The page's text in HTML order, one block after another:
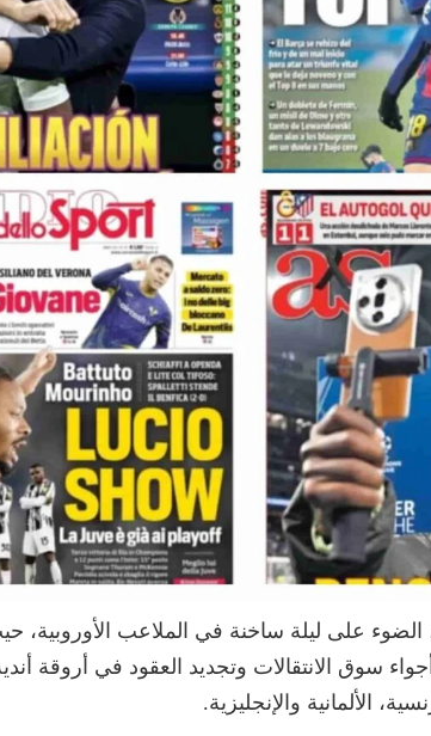
الصحف الرياضية الأوروبية الصادرة صباح اليوم الخميس 22 يناير 2026، الضوء على ليلة ساخنة في
سوق الانتقالات وتجديد العقود في أروقة
الألمانية والإنجليزية.